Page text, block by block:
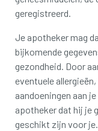
geregistreerd.
Je apotheker mag
bijkomende
gezondheid. Door
eventuele
aandoeningen aan
apotheker dat hij je
geschikt zijn voor